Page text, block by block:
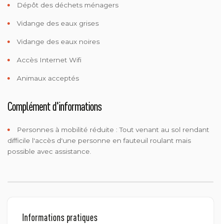
Dépôt des déchets ménagers
Vidange des eaux grises
Vidange des eaux noires
Accès Internet Wifi
Animaux acceptés
Complément d'informations
Personnes à mobilité réduite :Tout venant au sol rendant
difficile l'accès d'une personne en fauteuil roulant mais
possible avec assistance.
Informations pratiques